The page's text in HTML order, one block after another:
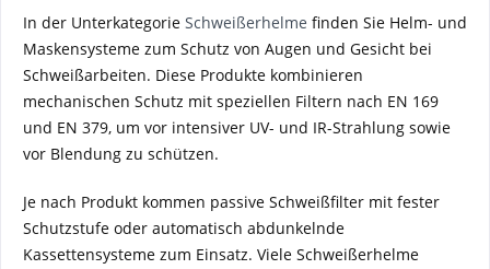
In der Unterkategorie Schweißerhelme finden Sie Helm- und
Maskensysteme zum Schutz von Augen und Gesicht bei
Schweißarbeiten. Diese Produkte kombinieren
mechanischen Schutz mit speziellen Filtern nach EN 169
und EN 379, um vor intensiver UV- und IR-Strahlung sowie
vor Blendung zu schützen.
Je nach Produkt kommen passive Schweißfilter mit fester
Schutzstufe oder automatisch abdunkelnde
Kassettensysteme zum Einsatz. Viele Schweißerhelme